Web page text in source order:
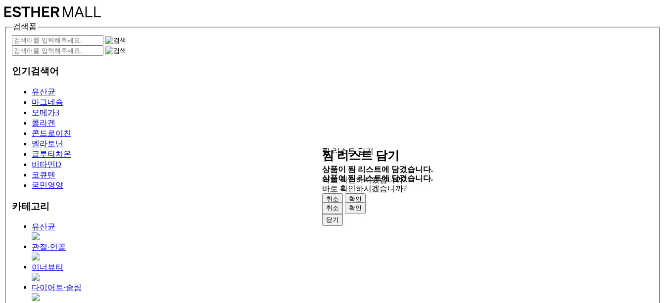
검색폼
인기검색어
유산균
마그네슘
오메가3
콜라겐
콘드로이친
멜라토닌
글루타치온
비타민D
코큐텐
국민영양
카테고리
유산균
관절·연골
이너뷰티
다이어트·슬림
찜 리스트 담기
상품이 찜 리스트에 담겼습니다.
바로 확인하시겠습니까?
취소
확인
닫기
찜 리스트 담기
상품이 찜 리스트에 담겼습니다.
바로 확인하시겠습니까?
취소
확인
닫기